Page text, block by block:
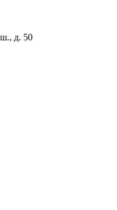
ш., д. 50